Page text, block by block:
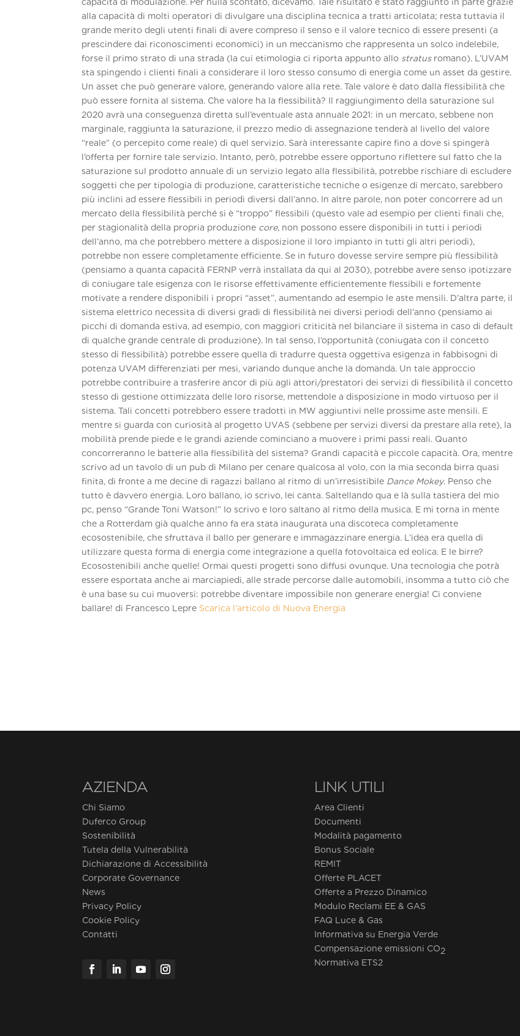
alla capacità di molti operatori di divulgare una disciplina tecnica a tratti articolata; resta tuttavia il
grande merito degli utenti finali di avere compreso il senso e il valore tecnico di essere presenti (a
prescindere dai riconoscimenti economici) in un meccanismo che rappresenta un solco indelebile,
forse il primo strato di una strada (la cui etimologia ci riporta appunto allo stratusromano). L’UVAM
sta spingendo i clienti finali a considerare il loro stesso consumo di energia come un asset da gestire.
Un asset che può generare valore, generando valore alla rete. Tale valore è dato dalla flessibilità che
può essere fornita al sistema. Che valore ha la flessibilità? Il raggiungimento della saturazione sul
2020 avrà una conseguenza diretta sull’eventuale asta annuale 2021: in un mercato, sebbene non
marginale, raggiunta la saturazione, il prezzo medio di assegnazione tenderà al livello del valore
“reale” (o percepito come reale) di quel servizio. Sarà interessante capire fino a dove si spingerà
l’offerta per fornire tale servizio. Intanto, però, potrebbe essere opportuno riflettere sul fatto che la
saturazione sul prodotto annuale di un servizio legato alla flessibilità, potrebbe rischiare di escludere
soggetti che per tipologia di produzione, caratteristiche tecniche o esigenze di mercato, sarebbero
più inclini ad essere flessibili in periodi diversi dall’anno. In altre parole, non poter concorrere ad un
mercato della flessibilità perché si è “troppo” flessibili (questo vale ad esempio per clienti finali che,
per stagionalità della propria produzione core, non possono essere disponibili in tutti i periodi
dell’anno, ma che potrebbero mettere a disposizione il loro impianto in tutti gli altri periodi),
potrebbe non essere completamente efficiente. Se in futuro dovesse servire sempre più flessibilità
(pensiamo a quanta capacità FERNP verrà installata da qui al 2030), potrebbe avere senso ipotizzare
di coniugare tale esigenza con le risorse effettivamente efficientemente flessibili e fortemente
motivate a rendere disponibili i propri “asset”, aumentando ad esempio le aste mensili. D’altra parte, il
sistema elettrico necessita di diversi gradi di flessibilità nei diversi periodi dell’anno (pensiamo ai
picchi di domanda estiva, ad esempio, con maggiori criticità nel bilanciare il sistema in caso di default
di qualche grande centrale di produzione). In tal senso, l’opportunità (coniugata con il concetto
stesso di flessibilità) potrebbe essere quella di tradurre questa oggettiva esigenza in fabbisogni di
potenza UVAM differenziati per mesi, variando dunque anche la domanda. Un tale approccio
potrebbe contribuire a trasferire ancor di più agli attori/prestatori dei servizi di flessibilità il concetto
stesso di gestione ottimizzata delle loro risorse, mettendole a disposizione in modo virtuoso per il
sistema. Tali concetti potrebbero essere tradotti in MW aggiuntivi nelle prossime aste mensili. E
mentre si guarda con curiosità al progetto UVAS (sebbene per servizi diversi da prestare alla rete), la
mobilità prende piede e le grandi aziende cominciano a muovere i primi passi reali. Quanto
concorreranno le batterie alla flessibilità del sistema? Grandi capacità e piccole capacità. Ora, mentre
scrivo ad un tavolo di un pub di Milano per cenare qualcosa al volo, con la mia seconda birra quasi
finita, di fronte a me decine di ragazzi ballano al ritmo di un’irresistibile Dance Mokey. Penso che
tutto è davvero energia. Loro ballano, io scrivo, lei canta. Saltellando qua e là sulla tastiera del mio
pc, penso “Grande Toni Watson!” Io scrivo e loro saltano al ritmo della musica. E mi torna in mente
che a Rotterdam già qualche anno fa era stata inaugurata una discoteca completamente
ecosostenibile, che sfruttava il ballo per generare e immagazzinare energia. L’idea era quella di
utilizzare questa forma di energia come integrazione a quella fotovoltaica ed eolica. E le birre?
Ecosostenibili anche quelle! Ormai questi progetti sono diffusi ovunque. Una tecnologia che potrà
essere esportata anche ai marciapiedi, alle strade percorse dalle automobili, insomma a tutto ciò che
è una base su cui muoversi: potrebbe diventare impossibile non generare energia! Ci conviene
ballare! di Francesco Lepre Scarica l’articolo di Nuova Energia
AZIENDA
Chi Siamo
Duferco Group
Sostenibilità
Tutela della Vulnerabilità
Dichiarazione di Accessibilità
Corporate Governance
News
Privacy Policy
Cookie Policy
Contatti
LINK UTILI
Area Clienti
Documenti
Modalità pagamento
Bonus Sociale
REMIT
Offerte PLACET
Offerte a Prezzo Dinamico
Modulo Reclami EE & GAS
FAQ Luce & Gas
Informativa su Energia Verde
Compensazione emissioni CO2
Normativa ETS2